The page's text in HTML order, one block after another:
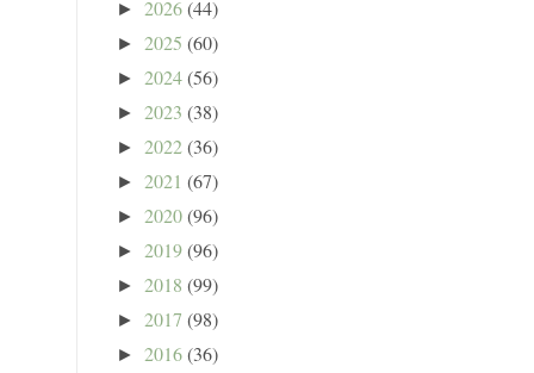
► 2026(44)
► 2025 (60)
► 2024(56)
► 2023 (38)
► 2022(36)
► 2021 (67)
► 2020(96)
► 2019(96)
► 2018 (99)
► 2017 (98)
► 2016(36)